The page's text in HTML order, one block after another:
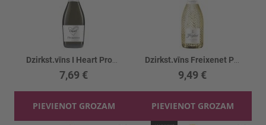
7,69 €
PIEVIENOT GROZAM
9,49 €
PIEVIENOT GROZAM